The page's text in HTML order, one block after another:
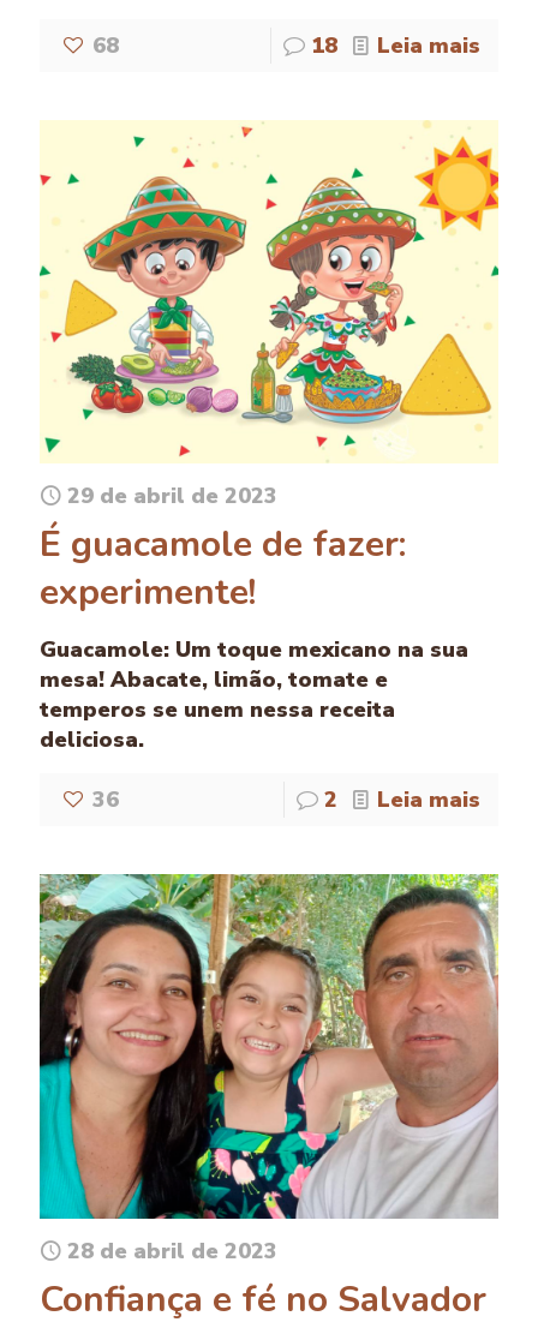
68 18 Leia mais
29 de abril de 2023
É guacamole de fazer:
experimente!
Guacamole: Um toque mexicano na sua
mesa! Abacate, limão, tomate e
temperos se unem nessa receita
deliciosa.
36 2 Leia mais
28 de abril de 2023
Confiança e fé no Salvador